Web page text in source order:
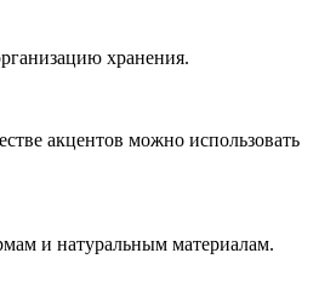
хранения.
акцентов можно использовать
и натуральным материалам.